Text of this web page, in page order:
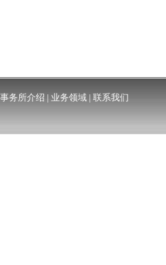
事务所介绍 | 业务领域 | 联系我们